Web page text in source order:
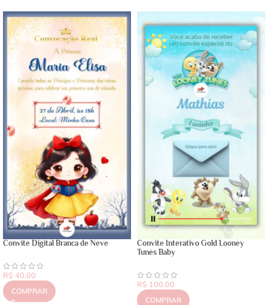
Convite Digital Branca de Neve
R$ 40,00
COMPRAR
Convite Interativo Gold Looney
Tunes Baby
R$ 100,00
COMPRAR